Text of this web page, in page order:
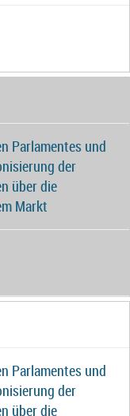
Parlamentes und
der
über die
Markt
Parlamentes und
der
über die